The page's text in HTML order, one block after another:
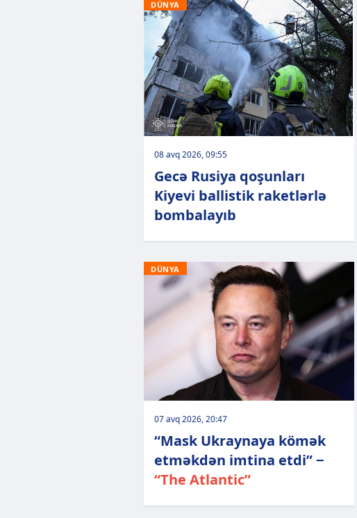
DÜNYA
08 avq 2026, 09:55
Gecə Rusiya qoşunları
Kiyevi ballistik raketlərlə
bombalayıb
DÜNYA
07 avq 2026, 20:47
“Mask Ukraynaya kömək
etməkdən imtina etdi” −
“The Atlantic”